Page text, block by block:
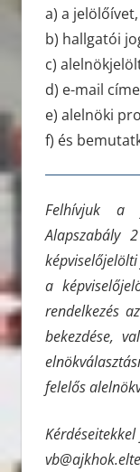
a) a jelölőívet,
b) hallgatói
c)
d) e-mail
e) alelnöki
f) és
Felhívjuk a
Alapszabály
a
rendelkezés
bekezdése,
felelős